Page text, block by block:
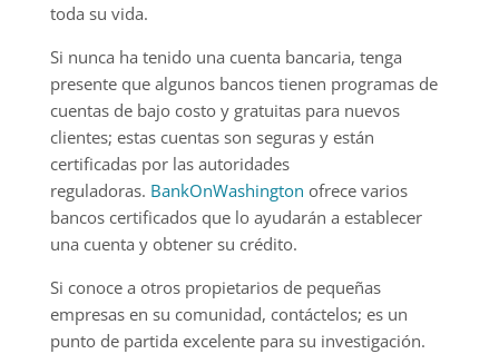
toda su vida.
Si nunca ha tenido una cuenta bancaria, tenga
presente que algunos bancos tienen programas de
cuentas de bajo costo y gratuitas para nuevos
clientes; estas cuentas son seguras y están
certificadas por las autoridades
reguladoras. BankOnWashington ofrece varios
bancos certificados que lo ayudarán a establecer
una cuenta y obtener su crédito.
Si conoce a otros propietarios de pequeñas
empresas en su comunidad, contáctelos; es un
punto de partida excelente para su investigación.